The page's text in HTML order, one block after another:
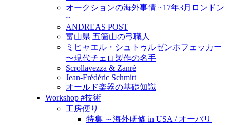
オークションの海外事情 ~17年3月ロンドン
~
ANDREAS POST
富山県 五箇山の弓職人
ミヒャエル・シュトゥルゼンホフェッカー
〜現代チェロ製作の名手
Scrollavezza & Zanrè
Jean-Frédéric Schmitt
オールド楽器の基礎知識
Workshop #技術
工房便り
特集 ～海外研修 in USA / オーバリ